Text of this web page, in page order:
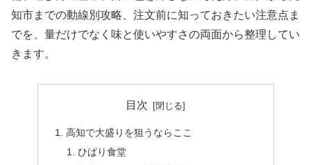
知市までの動線別攻略、注文前に知っておきたい注意点ま
でを、量だけでなく味と使いやすさの両面から整理してい
きます。
目次
高知で大盛りを狙うならここ
ひばり食堂